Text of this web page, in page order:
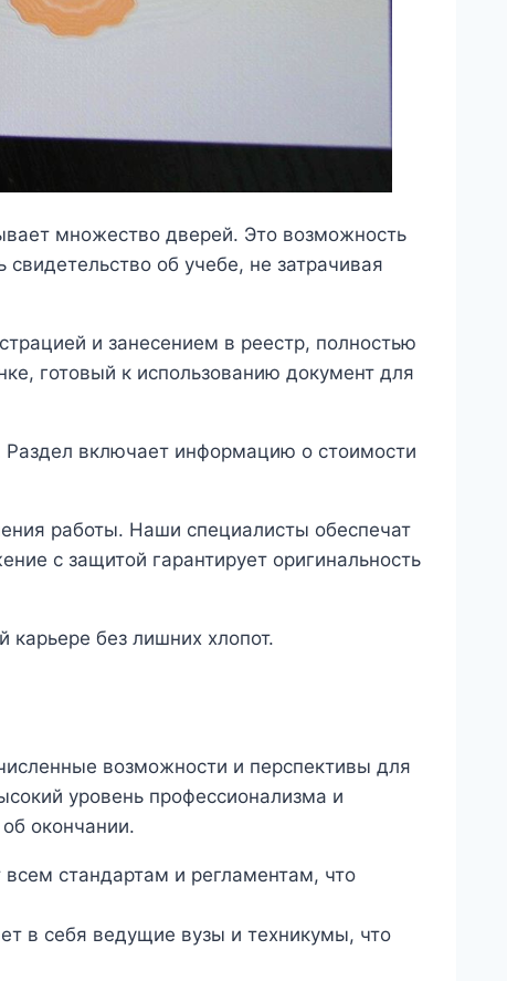
множество дверей. Это возможность
об учебе, не затрачивая
и занесением в реестр, полностью
готовый к использованию документ для
Раздел включает информацию о стоимости
работы. Наши специалисты обеспечат
с защитой гарантирует оригинальность
карьере без лишних хлопот.
возможности и перспективы для
уровень профессионализма и
окончании.
стандартам и регламентам, что
в себя ведущие вузы и техникумы, что